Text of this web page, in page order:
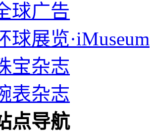
球广告
球展览·iMuseum
宝杂志
表杂志
点导航